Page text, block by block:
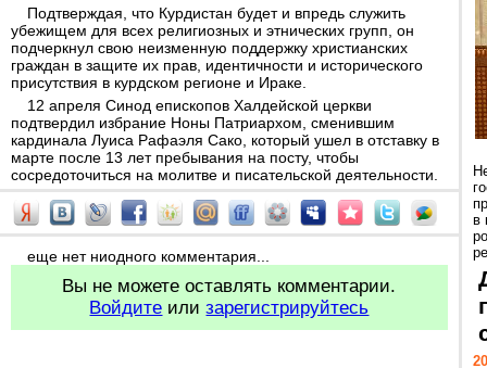
Подтверждая, что Курдистан будет и впредь служить
убежищем для всех религиозных и этнических групп, он
подчеркнул свою неизменную поддержку христианских
граждан в защите их прав, идентичности и исторического
присутствия в курдском регионе и Ираке.
12 апреля Синод епископов Халдейской церкви
подтвердил избрание Ноны Патриархом, сменившим
кардинала Луиса Рафаэля Сако, который ушел в отставку в
марте после 13 лет пребывания на посту, чтобы
сосредоточиться на молитве и писательской деятельности.
еще нет ниодного комментария...
Вы не можете оставлять комментарии.
Войдите илизарегистрируйтесь
в